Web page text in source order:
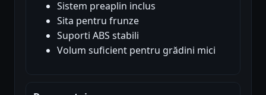
Sistem preaplin inclus
Sita pentru frunze
Suporti ABS stabili
Volum suficient pentru grădini mici